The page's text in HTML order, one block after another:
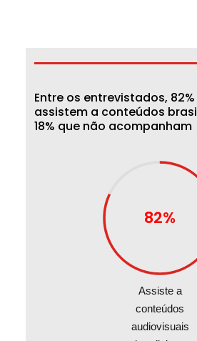
Entre os entrevistados, 82%
assistem a conteúdos brasi
18% que não acompanham
82%
Assiste a
conteúdos
audiovisuais